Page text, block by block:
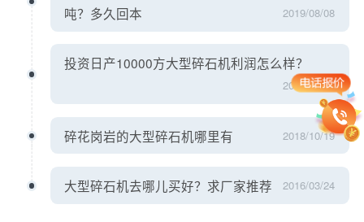
吨？多久回本
2019/08/08
投资日产10000方大型碎石机利润怎么样？
2018/12/08
碎花岗岩的大型碎石机哪里有 2018/10/19
大型碎石机去哪儿买好？求厂家推荐 2016/03/24